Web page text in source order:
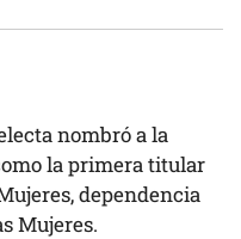
nombró a la
la primera titular
dependencia
Mujeres.